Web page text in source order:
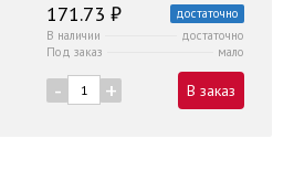
171.73 ₽
достаточно
В наличии
достаточно
Под заказ
мало
- + В заказ